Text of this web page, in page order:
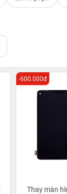
Thay màn
-600.000đ